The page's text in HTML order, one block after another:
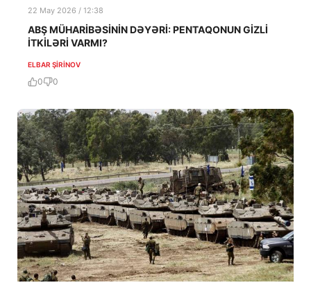
22 May 2026 / 12:38
ABŞ MÜHARİBƏSİNİN DƏYƏRİ: PENTAQONUN GİZLİ
İTKİLƏRİ VARMI?
ELBAR ŞIRINOV
0 0